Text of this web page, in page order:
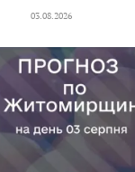
03.08.2026